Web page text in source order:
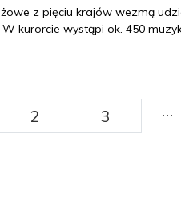
z pięciu krajów wezmą
kurorcie wystąpi ok. 450
2 3 …